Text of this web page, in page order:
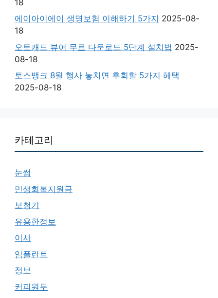
18
에이아이에이 생명보험 이해하기 5가지 2025-08-
18
오토캐드 뷰어 무료 다운로드 5단계 설치법 2025-
08-18
토스뱅크 8월 행사 놓치면 후회할 5가지 혜택
2025-08-18
카테고리
눈썹
민생회복지원금
보청기
유용한정보
이사
임플란트
정보
커피원두